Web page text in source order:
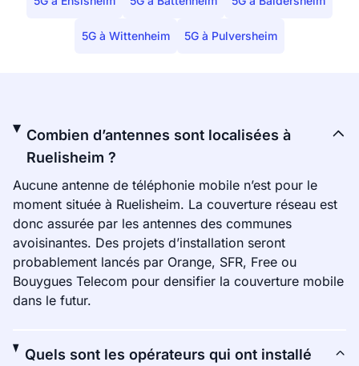
5G à Wittenheim 5G à Pulversheim
Combien d’antennes sont localisées à
Ruelisheim ?
Aucune antenne de téléphonie mobile n’est pour le
moment située à Ruelisheim. La couverture réseau est
donc assurée par les antennes des communes
avoisinantes. Des projets d’installation seront
probablement lancés par Orange, SFR, Free ou
Bouygues Telecom pour densifier la couverture mobile
dans le futur.
Quels sont les opérateurs qui ont installé